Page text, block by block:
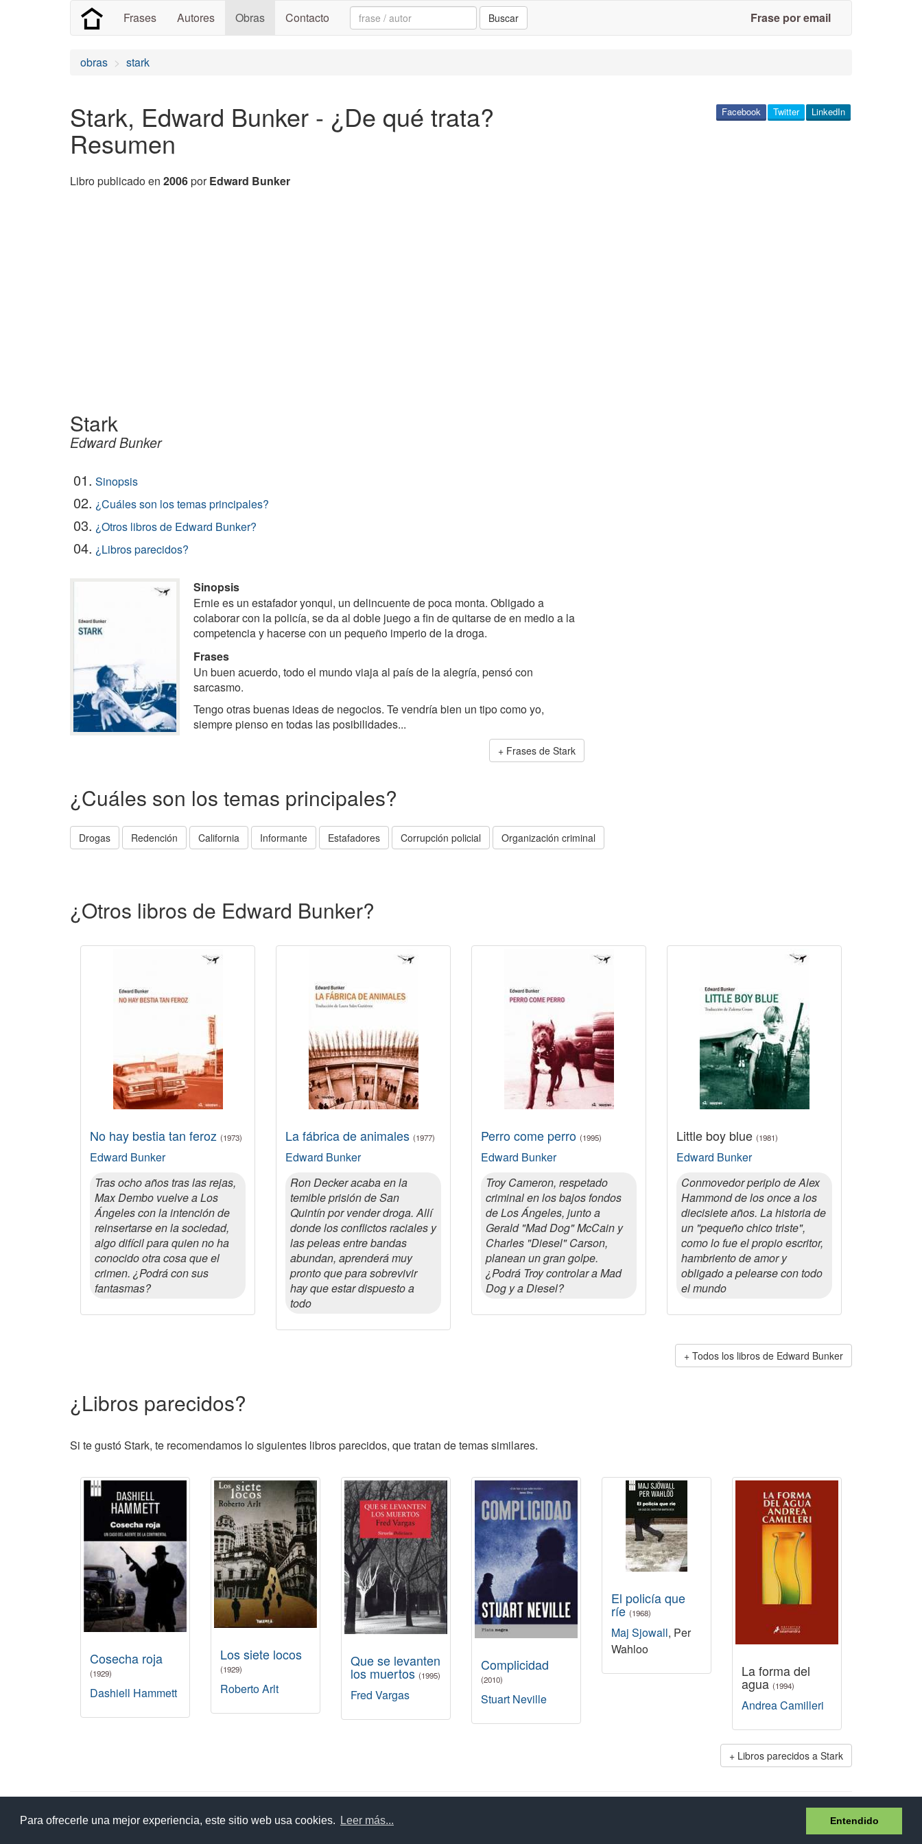
Para ofrecerle una mejor experiencia, este sitio web usa cookies. Leer más... Entendido
Frases Autores Obras Contacto Search: Buscar Frase por email
obras stark
Stark, Edward Bunker - ¿De qué trata?
Resumen
Libro publicado en 2006porEdward Bunker
LinkedIn
Twitter
Facebook
Stark
Edward Bunker
01. Sinopsis
02. ¿Cuáles son los temas principales?
03. ¿Otros libros de Edward Bunker?
04. ¿Libros parecidos?
Sinopsis
Ernie es un estafador yonqui, un delincuente de poca monta. Obligado a
colaborar con la policía, se da al doble juego a fin de quitarse de en medio a la
competencia y hacerse con un pequeño imperio de la droga.
Frases
Un buen acuerdo, todo el mundo viaja al país de la alegría, pensó con
sarcasmo.
Tengo otras buenas ideas de negocios. Te vendría bien un tipo como yo,
siempre pienso en todas las posibilidades...
Frases de Stark
¿Cuáles son los temas principales?
Drogas Redención California Informante Estafadores Corrupción policial Organización criminal
¿Otros libros de Edward Bunker?
No hay bestia tan feroz (1973)
Edward Bunker
Tras ocho años tras las rejas,
Max Dembo vuelve a Los
Ángeles con la intención de
reinsertarse en la sociedad,
algo difícil para quien no ha
conocido otra cosa que el
crimen. ¿Podrá con sus
fantasmas?
La fábrica de animales (1977)
Edward Bunker
Ron Decker acaba en la
temible prisión de San
Quintín por vender droga. Allí
donde los conflictos raciales y
las peleas entre bandas
abundan, aprenderá muy
pronto que para sobrevivir
hay que estar dispuesto a
todo
Perro come perro (1995)
Edward Bunker
Troy Cameron, respetado
criminal en los bajos fondos
de Los Ángeles, junto a
Gerald "Mad Dog" McCain y
Charles "Diesel" Carson,
planean un gran golpe.
¿Podrá Troy controlar a Mad
Dog y a Diesel?
Little boy blue (1981)
Edward Bunker
Conmovedor periplo de Alex
Hammond de los once a los
diecisiete años. La historia de
un "pequeño chico triste",
como lo fue el propio escritor,
hambriento de amor y
obligado a pelearse con todo
el mundo
Todos los libros de Edward Bunker
¿Libros parecidos?
Si te gustó Stark, te recomendamos lo siguientes libros parecidos, que tratan de temas similares.
Cosecha roja
(1929)
Dashiell Hammett
Los siete locos
(1929)
Roberto Arlt
Que se levanten
los muertos (1995)
Fred Vargas
Complicidad
(2010)
Stuart Neville
El policía que
ríe(1968)
Maj Sjowall, Per
Wahloo
La forma del
agua (1994)
Andrea Camilleri
Libros parecidos a Stark
Ayuda Aviso legal